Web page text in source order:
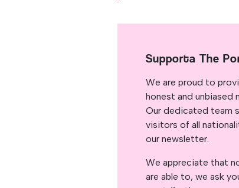
Supporta The
We are proud to
honest and unbiased
Our dedicated team
visitors of all
our newsletter.
We appreciate that
are able to, we ask